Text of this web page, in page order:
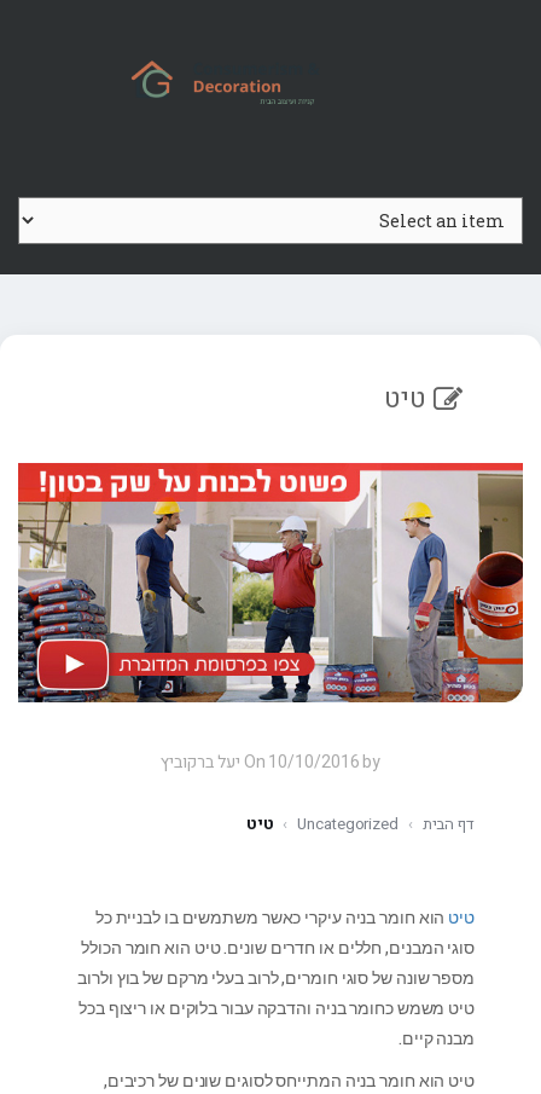
טיט
On 10/10/2016 by יעל ברקוביץ
דף הבית ›
Uncategorized
› טיט
טיט הוא חומר בניה עיקרי כאשר משתמשים בו לבניית כל
סוגי המבנים, חללים או חדרים שונים. טיט הוא חומר הכולל
מספר שונה של סוגי חומרים, לרוב בעלי מרקם של בוץ ולרוב
טיט משמש כחומר בניה והדבקה עבור בלוקים או ריצוף בכל
מבנה קיים.
טיט הוא חומר בניה המתייחס לסוגים שונים של רכיבים,